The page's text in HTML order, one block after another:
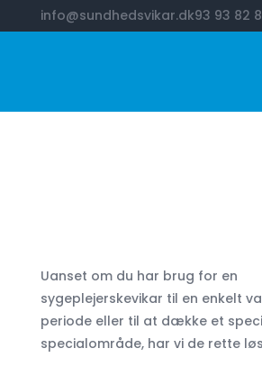
info@sundhedsvikar.dk93 93 82
Uanset om du har brug for en
sygeplejerskevikar til en enkelt
periode eller til at dække et
specialområde, har vi de rette